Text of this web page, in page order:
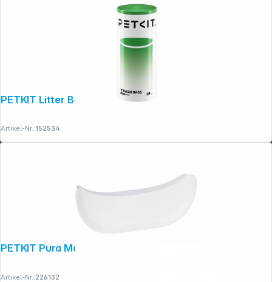
PETKIT Litter Box Trash Bag (P99042)
Artikel-Nr.:152534
PETKIT Pura Max 2 Eingangszaun
Artikel-Nr.:226132